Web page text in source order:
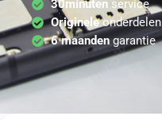
30minutenservice
Origineleonderdelen
6 maandengarantie